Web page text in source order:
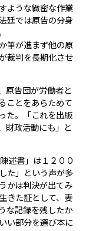
ような緻密な作業
廷では原告の分身
筆が進まず他の原
裁判を長期化させ
原告団が労働者と
ことをあらためて
た。「これを出版
財政活動にも」と
述書」は１２００
た」という声が多
かは判決が出てみ
きた証として、妻
な記録を残したか
い部分を選び本に